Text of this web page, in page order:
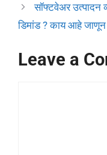
सॉफ्टवेअर उत्पादन
डिमांड ? काय आहे जाणून
Leave a